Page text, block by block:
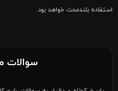
استفاده بلندمدت خواهد بود.
سوالات